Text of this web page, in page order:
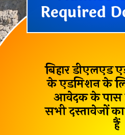
Required
बिहार डीएलएड
के एडमिशन के
आवेदक के पास
सभी दस्तावेजों का
हैं